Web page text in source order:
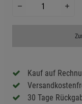
Kauf auf
30 Tage